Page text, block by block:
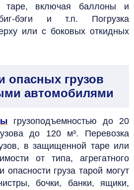
таре, включая баллоны и
бэги и т.п. Погрузка
или с боковых откидных
опасных грузов
автомобилями
грузоподъемностью до 20
до 120 м³. Перевозка
в защищенной таре или
от типа, агрегатного
опасности груза тарой могут
бочки, банки, ящики,